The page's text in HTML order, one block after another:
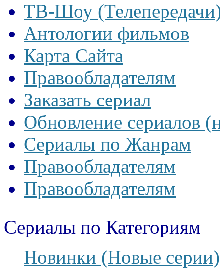
ТВ-Шоу
Антологии фильмов
Карта Сайта
Правообладателям
Заказать сериал
Обновление сериалов
Сериалы по Жанрам
Правообладателям
Правообладателям
Сериалы по Категориям
Новинки (Новые серии)